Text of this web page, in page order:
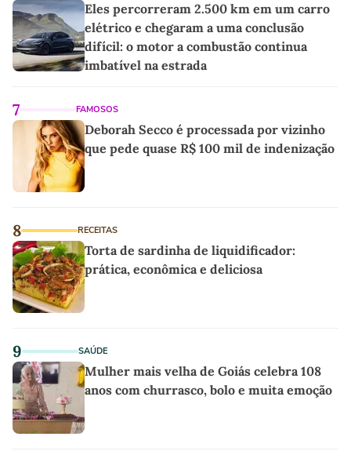
Eles percorreram 2.500 km em um carro
elétrico e chegaram a uma conclusão
difícil: o motor a combustão continua
imbatível na estrada
7 FAMOSOS
Deborah Secco é processada por vizinho
que pede quase R$ 100 mil de indenização
8 RECEITAS
Torta de sardinha de liquidificador:
prática, econômica e deliciosa
9 SAÚDE
Mulher mais velha de Goiás celebra 108
anos com churrasco, bolo e muita emoção